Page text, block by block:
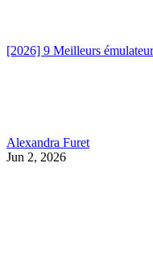
[2026] 9 Meilleurs
Alexandra Furet
Jun 2, 2026